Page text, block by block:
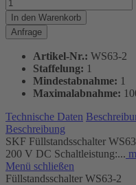
In den Warenkorb
Anfrage
Artikel-Nr.: WS63-2
Staffelung: 1
Mindestabnahme: 1
Maximalabnahme:
Technische Daten
Beschreibung
SKF Füllstandsschalter
200 V DC Schaltleistung:...
Menü schließen
Füllstandsschalter WS63-2